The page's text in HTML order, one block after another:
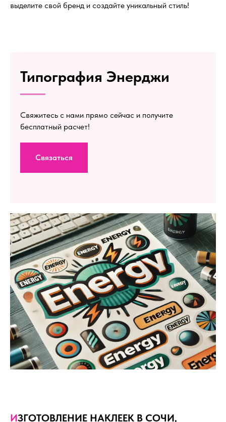
выделите свой бренд и создайте уникальный стиль!
Типография Энерджи
Свяжитесь с нами прямо сейчас и получите
бесплатный расчет!
Связаться
ИЗГОТОВЛЕНИЕ НАКЛЕЕК В СОЧИ,